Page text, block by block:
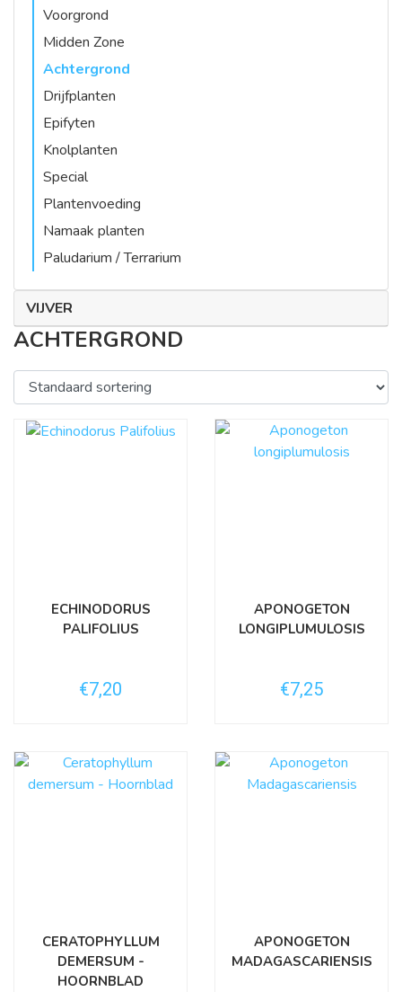
Voorgrond
Midden Zone
Achtergrond
Drijfplanten
Epifyten
Knolplanten
Special
Plantenvoeding
Namaak planten
Paludarium / Terrarium
VIJVER
ACHTERGROND
ECHINODORUS
PALIFOLIUS
€7,20
APONOGETON
LONGIPLUMULOSIS
€7,25
CERATOPHYLLUM
DEMERSUM -
HOORNBLAD
APONOGETON
MADAGASCARIENSIS